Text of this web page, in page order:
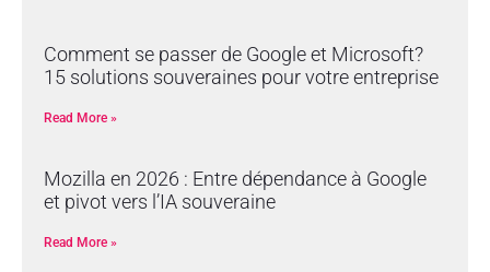
Comment se passer de Google et Microsoft?
15 solutions souveraines pour votre entreprise
Read More »
Mozilla en 2026 : Entre dépendance à Google
et pivot vers l’IA souveraine
Read More »